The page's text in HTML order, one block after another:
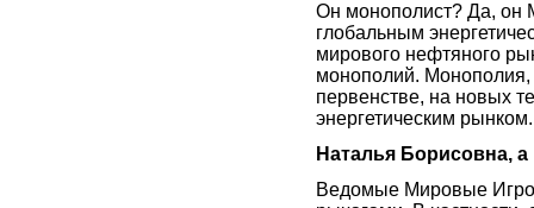
Он монополист? Да, он
глобальным
мирового нефтяного
монополий. Монополия,
первенстве, на новых
энергетическим рынком.
Наталья Борисовна,
Ведомые Мировые